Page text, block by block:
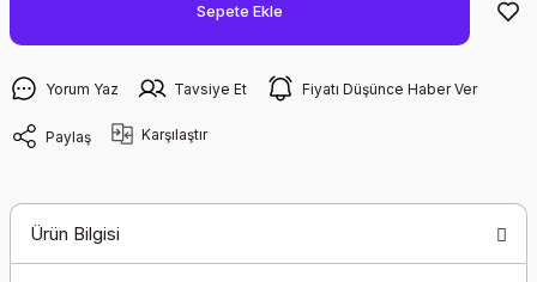
Sepete Ekle
Yorum Yaz Tavsiye Et Fiyatı Düşünce Haber Ver
Paylaş Karşılaştır
Ürün Bilgisi